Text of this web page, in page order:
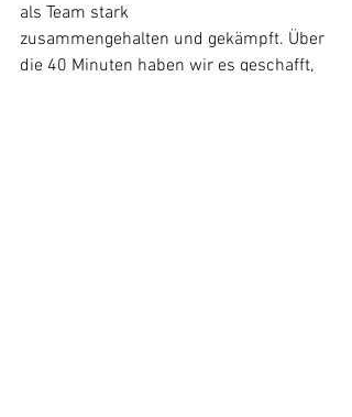
als Team stark
zusammengehalten und gekämpft. Über
die 40 Minuten haben wir es geschafft,